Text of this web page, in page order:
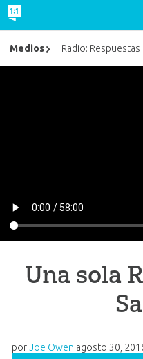
Una sola
porJoe Owen agosto 30,
Medios Radio: Respuestas